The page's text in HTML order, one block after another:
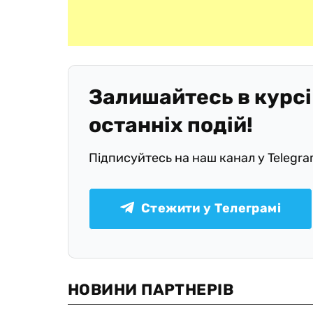
Залишайтесь в курсі
останніх подій!
Підписуйтесь на наш канал у
Стежити у Телеграмі